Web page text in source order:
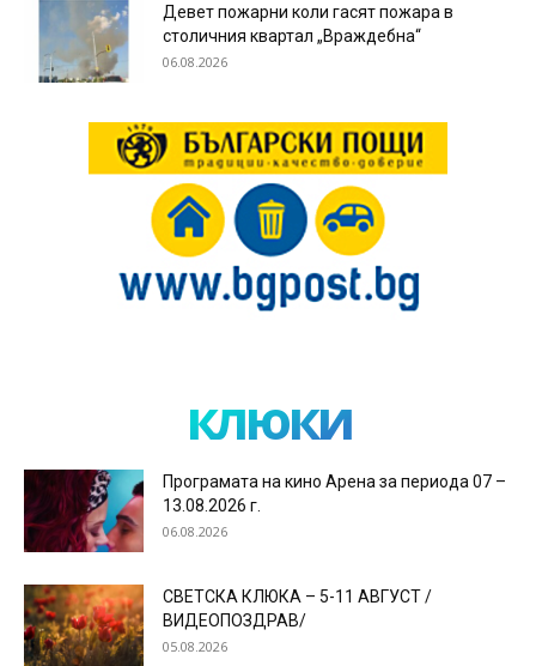
Девет пожарни коли гасят пожара в
столичния квартал „Враждебна“
06.08.2026
клюки
Програмата на кино Арена за периода 07 –
13.08.2026 г.
06.08.2026
СВЕТСКА КЛЮКА – 5-11 АВГУСТ /
ВИДЕОПОЗДРАВ/
05.08.2026